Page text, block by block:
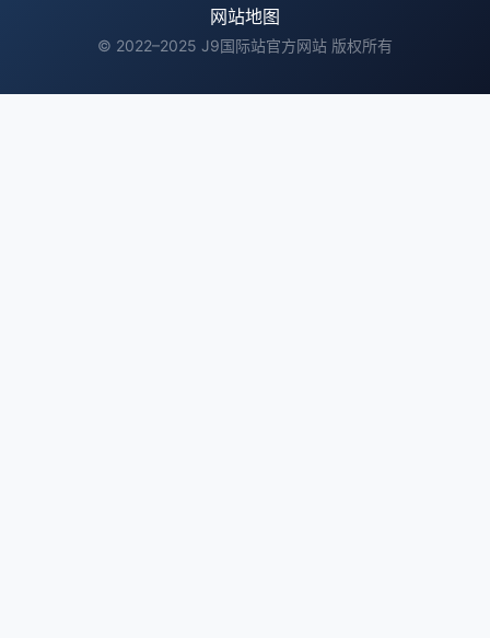
网站地图
© 2022–2025 J9国际站官方网站 版权所有